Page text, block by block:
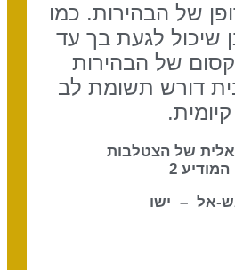
של הבהירות. כמו
שיכול לגעת בך עד
של הבהירות
דורש תשומת לב
קיומית.
של הצטלבות
המודיע 2
אל – ישו